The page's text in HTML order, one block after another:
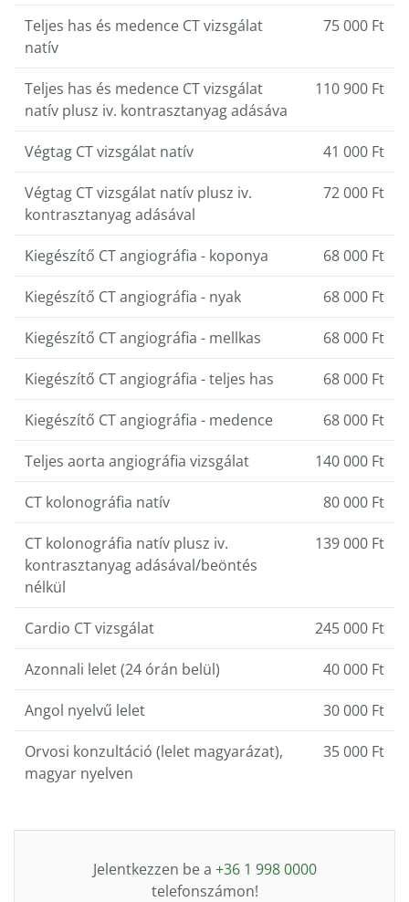
Teljes has és medence CT vizsgálat
natív
75 000 Ft
Teljes has és medence CT vizsgálat
natív plusz iv. kontrasztanyag adásáva
110 900 Ft
Végtag CT vizsgálat natív 41 000 Ft
Végtag CT vizsgálat natív plusz iv.
kontrasztanyag adásával
72 000 Ft
Kiegészítő CT angiográfia - koponya 68 000 Ft
Kiegészítő CT angiográfia - nyak 68 000 Ft
Kiegészítő CT angiográfia - mellkas 68 000 Ft
Kiegészítő CT angiográfia - teljes has 68 000 Ft
Kiegészítő CT angiográfia - medence 68 000 Ft
Teljes aorta angiográfia vizsgálat 140 000 Ft
CT kolonográfia natív 80 000 Ft
CT kolonográfia natív plusz iv.
kontrasztanyag adásával/beöntés
nélkül
139 000 Ft
Cardio CT vizsgálat 245 000 Ft
Azonnali lelet (24 órán belül) 40 000 Ft
Angol nyelvű lelet 30 000 Ft
Orvosi konzultáció (lelet magyarázat),
magyar nyelven
35 000 Ft
Jelentkezzen be a +36 1 998 0000
telefonszámon!